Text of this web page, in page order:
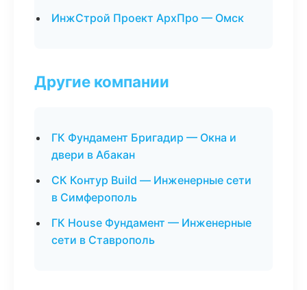
ИнжСтрой Проект АрхПро — Омск
Другие компании
ГК Фундамент Бригадир — Окна и
двери в Абакан
СК Контур Build — Инженерные сети
в Симферополь
ГК House Фундамент — Инженерные
сети в Ставрополь